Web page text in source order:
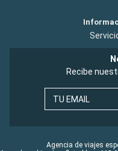
Recibe
TU EMAIL
Agencia de viajes